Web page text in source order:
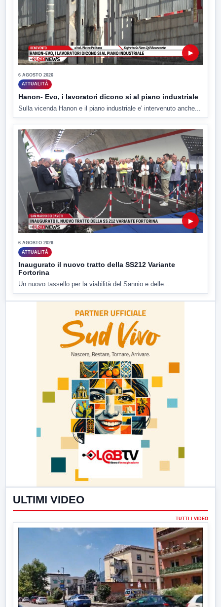
▶
6 AGOSTO 2026
ATTUALITÀ
Hanon- Evo, i lavoratori dicono si al piano industriale
Sulla vicenda Hanon e il piano industriale e' intervenuto anche...
▶
6 AGOSTO 2026
ATTUALITÀ
Inaugurato il nuovo tratto della SS212 Variante
Fortorina
Un nuovo tassello per la viabilità del Sannio e delle...
ULTIMI VIDEO
TUTTI I VIDEO